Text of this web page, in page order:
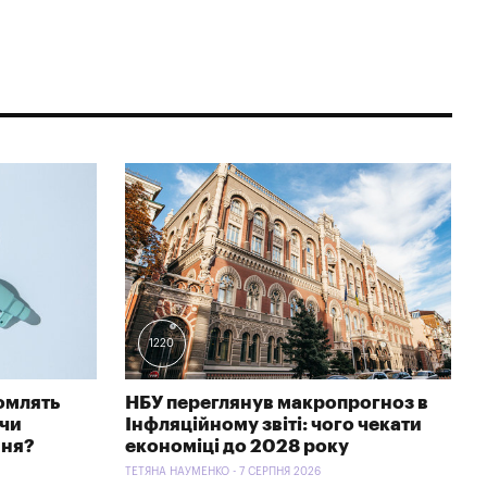
1220
НБУ переглянув макропрогноз в
Інфляційному звіті: чого чекати
економіці до 2028 року
ТЕТЯНА НАУМЕНКО - 7 СЕРПНЯ 2026